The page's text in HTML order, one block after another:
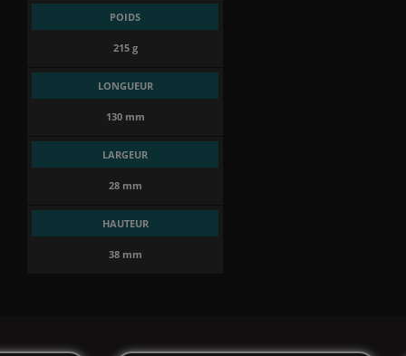
POIDS
215 g
LONGUEUR
130 mm
LARGEUR
28 mm
HAUTEUR
38 mm